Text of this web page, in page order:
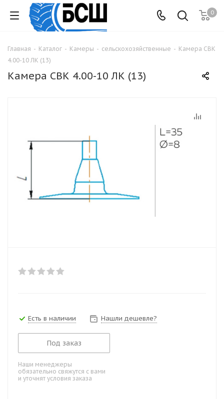
0
Главная - Каталог - Камеры - сельскохозяйственные - Камера СВК
4.00-10 ЛК (13)
Камера СВК 4.00-10 ЛК (13)
Есть в наличии Нашли дешевле?
Под заказ
Наши менеджеры
обязательно свяжутся с вами
и уточнят условия заказа